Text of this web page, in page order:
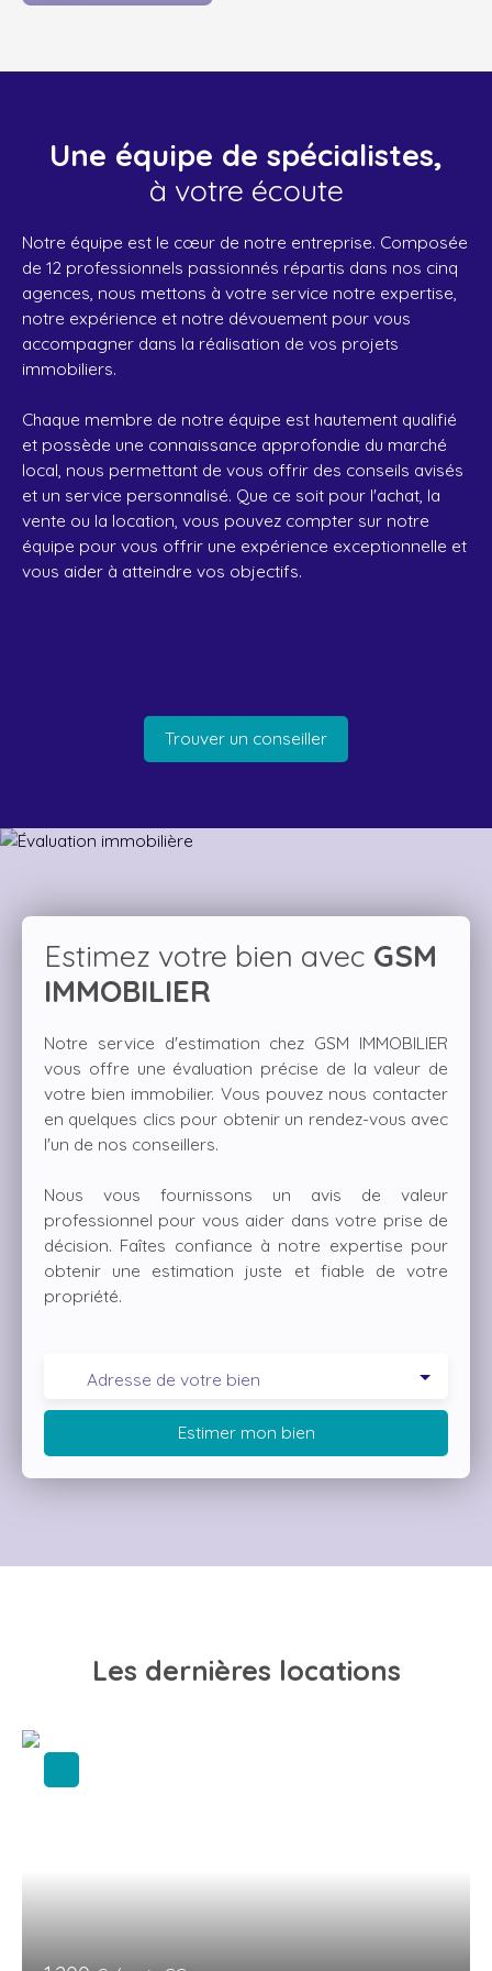
Une équipe de spécialistes,
à votre écoute
Notre équipe est le cœur de notre entreprise. Composée
de 12 professionnels passionnés répartis dans nos cinq
agences, nous mettons à votre service notre expertise,
notre expérience et notre dévouement pour vous
accompagner dans la réalisation de vos projets
immobiliers.
Chaque membre de notre équipe est hautement qualifié
et possède une connaissance approfondie du marché
local, nous permettant de vous offrir des conseils avisés
et un service personnalisé. Que ce soit pour l'achat, la
vente ou la location, vous pouvez compter sur notre
équipe pour vous offrir une expérience exceptionnelle et
vous aider à atteindre vos objectifs.
Trouver un conseiller
Estimez votre bien avec GSM
IMMOBILIER
Notre service d'estimation chez GSM IMMOBILIER
vous offre une évaluation précise de la valeur de
votre bien immobilier. Vous pouvez nous contacter
en quelques clics pour obtenir un rendez-vous avec
l'un de nos conseillers.
Nous vous fournissons un avis de valeur
professionnel pour vous aider dans votre prise de
décision. Faîtes confiance à notre expertise pour
obtenir une estimation juste et fiable de votre
propriété.
Adresse de votre bien
Estimer mon bien
Les dernières locations